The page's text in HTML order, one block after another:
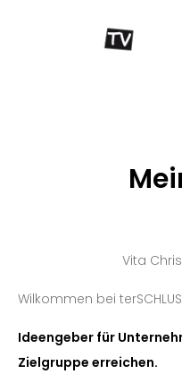
Vita
Wilkommen bei
Ideengeber für
Zielgruppe erreichen.